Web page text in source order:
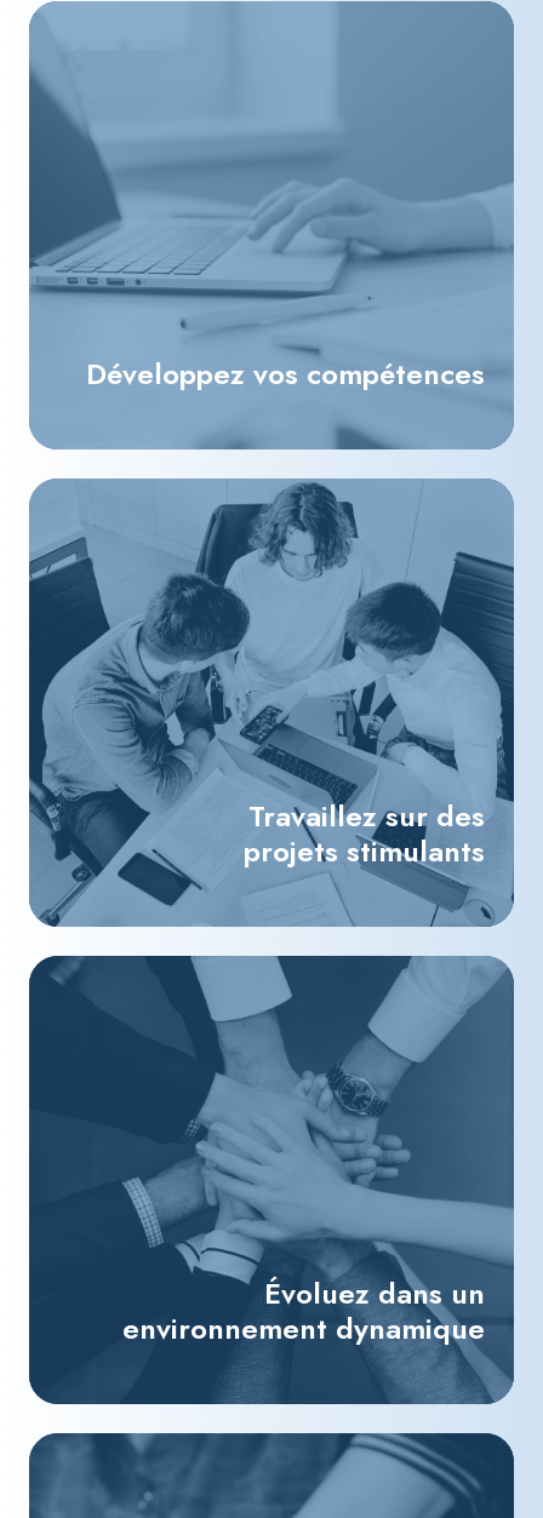
Développez vos compétences
Travaillez sur des
projets stimulants
Évoluez dans un
environnement dynamique